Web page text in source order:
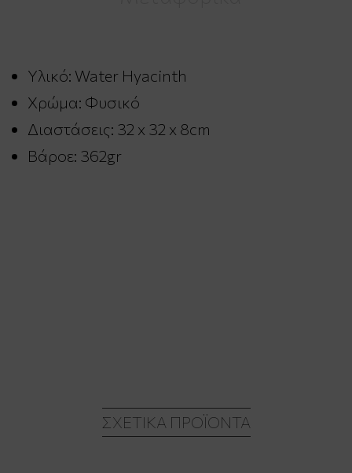
Υλικό: Water Hyacinth
Χρώμα: Φυσικό
Διαστάσεις: 32 x 32 x 8cm
Βάροε: 362gr
ΣΧΕΤΙΚΆ ΠΡΟΪΌΝΤΑ